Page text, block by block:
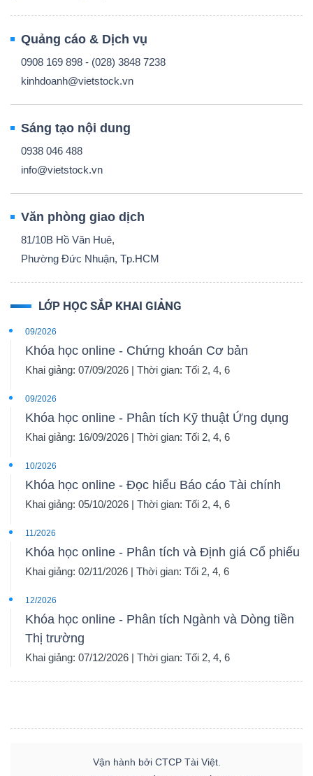
Quảng cáo & Dịch vụ
0908 169 898 - (028) 3848 7238
kinhdoanh@vietstock.vn
Sáng tạo nội dung
0938 046 488
info@vietstock.vn
Văn phòng giao dịch
81/10B Hồ Văn Huê,
Phường Đức Nhuận, Tp.HCM
LỚP HỌC SẮP KHAI GIẢNG
09/2026
Khóa học online - Chứng khoán Cơ bản
Khai giảng: 07/09/2026 | Thời gian: Tối 2, 4, 6
09/2026
Khóa học online - Phân tích Kỹ thuật Ứng dụng
Khai giảng: 16/09/2026 | Thời gian: Tối 2, 4, 6
10/2026
Khóa học online - Đọc hiểu Báo cáo Tài chính
Khai giảng: 05/10/2026 | Thời gian: Tối 2, 4, 6
11/2026
Khóa học online - Phân tích và Định giá Cổ phiếu
Khai giảng: 02/11/2026 | Thời gian: Tối 2, 4, 6
12/2026
Khóa học online - Phân tích Ngành và Dòng tiền
Thị trường
Khai giảng: 07/12/2026 | Thời gian: Tối 2, 4, 6
Vận hành bởi CTCP Tài Việt.